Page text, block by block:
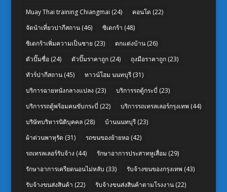
Muay Thai training Chiangmai (24) คอนโด (22)
จัดนำเที่ยวปากีสถาน(46) ซิเดกร้า (48)
ซิเดกร้าเพิ่มความเป็นชาย (23) ตกแต่งบ้าน(26)
ตัวปั๊มชื่อ(24) ตัวปั๊มราคาถูก(24) ถุงมือราคาถูก(23)
ทัวร์ปากีสถาน(45) ทาวน์โฮม นนทบุรี(31)
บริการฉายหนังกลางแปลง (23) บริการรถตู้กระบี่ (23)
บริการรถตู้พร้อมคนขับกระบี่ (22) บริการรถเทรลเลอร์กรุงเทพ (44)
บริษัทบริหารนิติบุคคล(28) บ้านนนทบุรี(23)
ผ้าต่วนพาหุรัด (31) รถขนของย้ายหอ(42)
รถเทรลเลอร์รับจ้าง (44) รักษาอาการประสาทหูเสื่อม (29)
รักษาอาการเครียดนอนไม่หลับ (33) รับจ้างขนของกรุงเทพ (43)
รับจ้างขนส่งสินค้า (22) รับจ้างขนส่งสินค้าตามโรงงาน(22)